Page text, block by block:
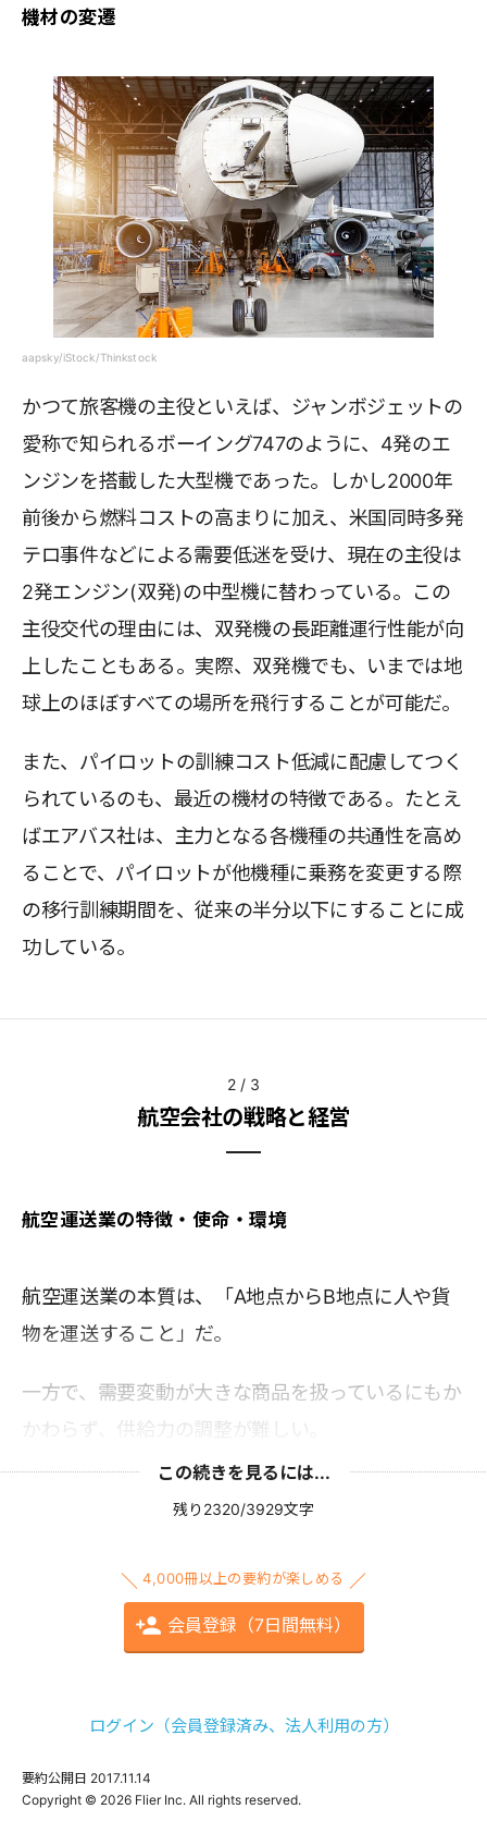
機材の変遷
aapsky/iStock/Thinkstock
かつて旅客機の主役といえば、ジャンボジェットの
愛称で知られるボーイング747のように、4発のエ
ンジンを搭載した大型機であった。しかし2000年
前後から燃料コストの高まりに加え、米国同時多発
テロ事件などによる需要低迷を受け、現在の主役は
2発エンジン(双発)の中型機に替わっている。この
主役交代の理由には、双発機の長距離運行性能が向
上したこともある。実際、双発機でも、いまでは地
球上のほぼすべての場所を飛行することが可能だ。
また、パイロットの訓練コスト低減に配慮してつく
られているのも、最近の機材の特徴である。たとえ
ばエアバス社は、主力となる各機種の共通性を高め
ることで、パイロットが他機種に乗務を変更する際
の移行訓練期間を、従来の半分以下にすることに成
功している。
2 / 3
航空会社の戦略と経営
航空運送業の特徴・使命・環境
航空運送業の本質は、「A地点からB地点に人や貨
物を運送すること」だ。
一方で、需要変動が大きな商品を扱っているにもか
かわらず、供給力の調整が難しい。
この続きを見るには...
残り2320/3929文字
4,000冊以上の要約が楽しめる
会員登録（7日間無料）
ログイン（会員登録済み、法人利用の方）
要約公開日 2017.11.14